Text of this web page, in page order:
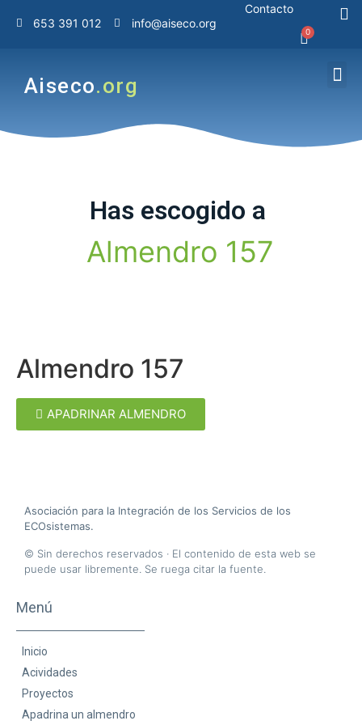
653 391 012 info@aiseco.org
Contacto
Aiseco.org
Has escogido a
Almendro 157
Almendro 157
APADRINAR ALMENDRO
Asociación para la Integración de los Servicios de los
ECOsistemas.
© Sin derechos reservados · El contenido de esta web se
puede usar libremente. Se ruega citar la fuente.
Menú
Inicio
Acividades
Proyectos
Apadrina un almendro